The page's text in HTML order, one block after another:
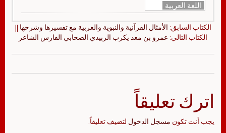
اللغة العربية
الكتاب السابق: الأمثال القرآنية والنبوية والعربية مع تفسيرها وشرحها ||
الكتاب التالي: عمرو بن معد يكرب الزبيدي الصحابي الفارس الشاعر
اترك تعليقاً
يجب أنت تكون مسجل الدخول لتضيف تعليقاً.